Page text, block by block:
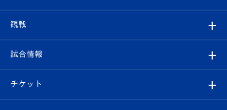
クラブ
試合情報
クラブ概要
エンブレム紹介
観戦
観戦ルール
はじめての観戦ガイド
試合情報
試合日程/結果
チケット